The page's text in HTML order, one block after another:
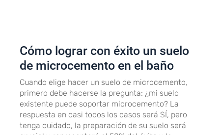
Cómo lograr con éxito un suelo
de microcemento en el baño
Cuando elige hacer un suelo de microcemento,
primero debe hacerse la pregunta: ¿mi suelo
existente puede soportar microcemento? La
respuesta en casi todos los casos será SÍ, pero
tenga cuidado, la preparación de su suelo será